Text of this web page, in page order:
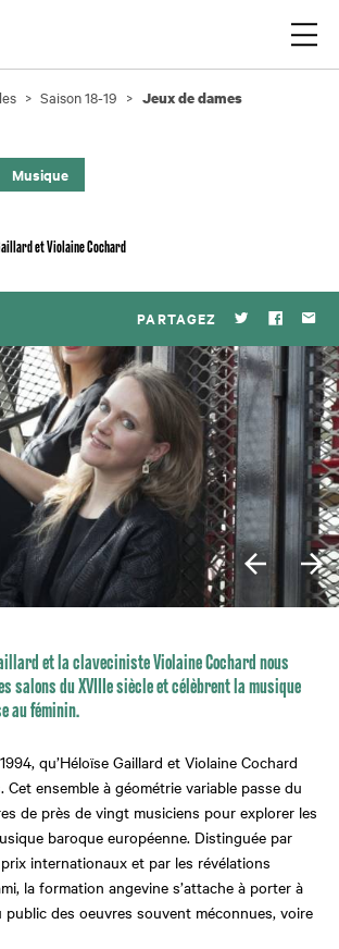
Saison 18-19 Jeux de dames
Musique
et Violaine Cochard
PARTAGEZ Twitter
et la claveciniste Violaine Cochard nous
salons du XVIIIe siècle et célèbrent la musique
au féminin.
qu’Héloïse Gaillard et Violaine Cochard
ensemble à géométrie variable passe du
de près de vingt musiciens pour explorer les
baroque européenne. Distinguée par
internationaux et par les révélations
la formation angevine s’attache à porter à
public des oeuvres souvent méconnues, voire